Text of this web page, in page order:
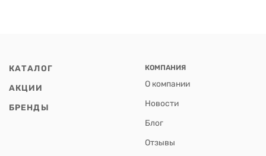
КАТАЛОГ
АКЦИИ
БРЕНДЫ
КОМПАНИЯ
О компании
Новости
Блог
Отзывы